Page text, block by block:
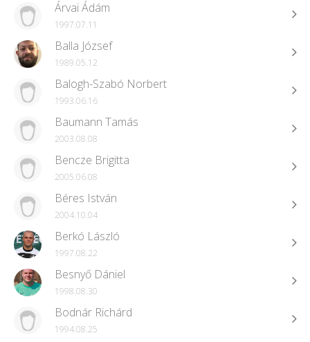
Árvai Ádám
1997.07.11
Balla József
1989.05.12
Balogh-Szabó Norbert
1993.06.16
Baumann Tamás
2003.08.08
Bencze Brigitta
2005.06.08
Béres István
2004.10.04
Berkó László
1997.08.22
Besnyő Dániel
1998.08.30
Bodnár Richárd
1994.08.25